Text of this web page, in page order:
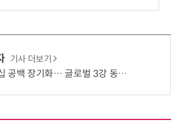
기사 더보기
백 장기화… 글로벌 3강 동력 꺼져간다